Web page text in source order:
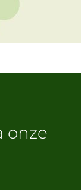
onze